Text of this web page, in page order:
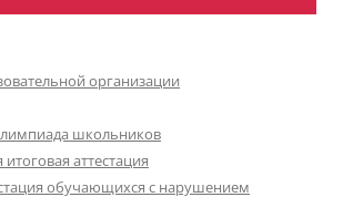
организации
школьников
аттестация
обучающихся с нарушением